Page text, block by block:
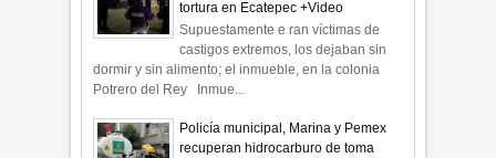
tortura en Ecatepec +Video
Supuestamente e ran víctimas de
castigos extremos, los dejaban sin
dormir y sin alimento; el inmueble, en la colonia
Potrero del Rey Inmue...
Policía municipal, Marina y Pemex
recuperan hidrocarburo de toma